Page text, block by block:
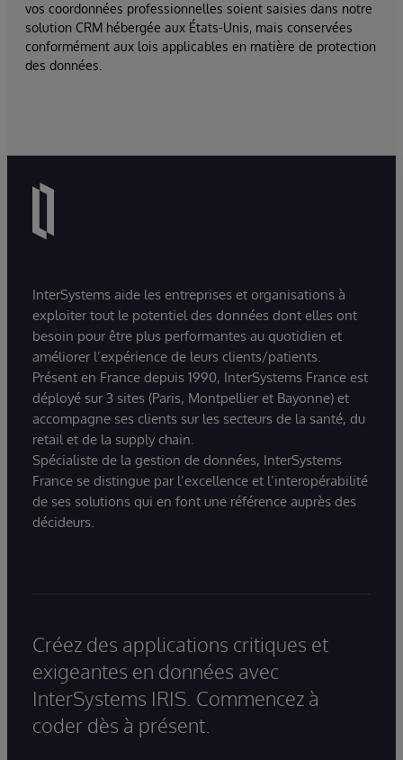
vos coordonnées professionnelles soient saisies dans notre
solution CRM hébergée aux États-Unis, mais conservées
conformément aux lois applicables en matière de protection
des données.
InterSystems aide les entreprises et organisations à
exploiter tout le potentiel des données dont elles ont
besoin pour être plus performantes au quotidien et
améliorer l’expérience de leurs clients/patients.
Présent en France depuis 1990, InterSystems France est
déployé sur 3 sites (Paris, Montpellier et Bayonne) et
accompagne ses clients sur les secteurs de la santé, du
retail et de la supply chain.
Spécialiste de la gestion de données, InterSystems
France se distingue par l’excellence et l’interopérabilité
de ses solutions qui en font une référence auprès des
décideurs.
Créez des applications critiques et
exigeantes en données avec
InterSystems IRIS. Commencez à
coder dès à présent.